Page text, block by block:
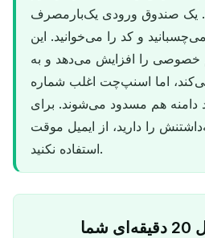
یک صندوق ورودی یک‌بارمصرف
و کد را می‌خوانید. این
خصوصی را افزایش می‌دهد و به
اما اسنپ‌چت اغلب شماره
دامنه هم مسدود می‌شوند. برای
را دارید، از ایمیل موقت
استفاده نکنید.